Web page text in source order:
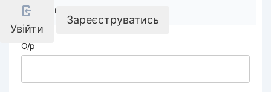
Увійти
Зареєструватись
Реквізити компанії
О/р